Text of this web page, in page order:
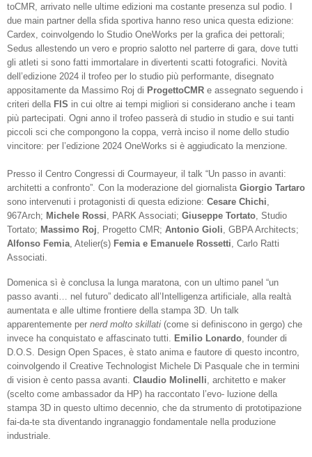
toCMR, arrivato nelle ultime edizioni ma costante presenza sul podio. I
due main partner della sfida sportiva hanno reso unica questa edizione:
Cardex, coinvolgendo lo Studio OneWorks per la grafica dei pettorali;
Sedus allestendo un vero e proprio salotto nel parterre di gara, dove tutti
gli atleti si sono fatti immortalare in divertenti scatti fotografici. Novità
dell’edizione 2024 il trofeo per lo studio più performante, disegnato
appositamente da Massimo Roj di ProgettoCMR e assegnato seguendo i
criteri della FIS in cui oltre ai tempi migliori si considerano anche i team
più partecipati. Ogni anno il trofeo passerà di studio in studio e sui tanti
piccoli sci che compongono la coppa, verrà inciso il nome dello studio
vincitore: per l’edizione 2024 OneWorks si è aggiudicato la menzione.
Presso il Centro Congressi di Courmayeur, il talk “Un passo in avanti:
architetti a confronto”. Con la moderazione del giornalista Giorgio Tartaro
sono intervenuti i protagonisti di questa edizione: Cesare Chichi
967Arch; Michele Rossi , PARK Associati; Giuseppe Tortato , Studio
Tortato; Massimo Roj , Progetto CMR; Antonio Gioli , GBPA Architects;
Alfonso Femia , Atelier(s) Femia e Emanuele Rossetti , Carlo Ratti
Associati.
Domenica sì è conclusa la lunga maratona, con un ultimo panel “un
passo avanti… nel futuro” dedicato all’Intelligenza artificiale, alla realtà
aumentata e alle ultime frontiere della stampa 3D. Un talk
apparentemente per nerd molto skillati (come si definiscono in gergo) che
invece ha conquistato e affascinato tutti.
Emilio Lonardo , founder di
D.O.S. Design Open Spaces, è stato anima e fautore di questo incontro,
coinvolgendo il Creative Technologist Michele Di Pasquale che in termini
di vision è cento passa avanti. Claudio Molinelli , architetto e maker
(scelto come ambassador da HP) ha raccontato l’evo- luzione della
stampa 3D in questo ultimo decennio, che da strumento di prototipazione
fai-da-te sta diventando ingranaggio fondamentale nella produzione
industriale.